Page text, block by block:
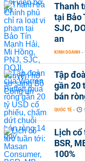
Thanh
tại Bảo
SJC,
an
KINH DOANH -
Tập
gần 20
bán
QUỐC TẾ -
Lịch cổ
BSR,
100%